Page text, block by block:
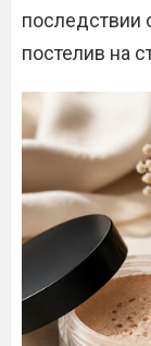
последствии
постелив на